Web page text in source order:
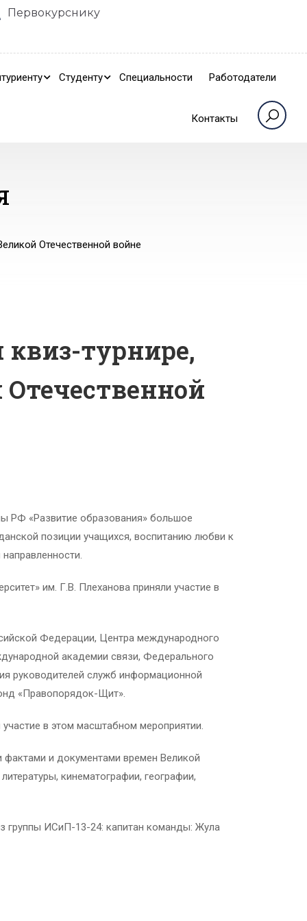
Первокурснику
Студенту Специальности Работодатели
Контакты
Отечественной войне
турнире,
РФ «Развитие образования» большое
позиции учащихся, воспитанию любви к
им. Г.В. Плеханова приняли участие в
Федерации, Центра международного
академии связи, Федерального
руководителей служб информационной
«Правопорядок-Щит».
в этом масштабном мероприятии.
фактами и документами времен Великой
кинематографии, географии,
группы ИСиП-13-24: капитан команды: Жула